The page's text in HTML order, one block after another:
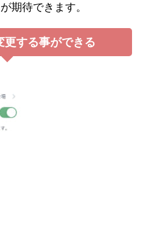
期待できます。
更する事ができる